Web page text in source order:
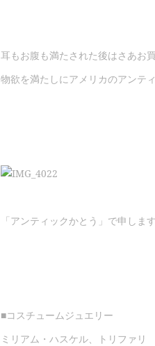
耳もお腹も満たされた後はさあお
物欲を満たしにアメリカのアンテ
「アンティックかとう」で申し
■コスチュームジュエリー
ミリアム・ハスケル、トリファリ